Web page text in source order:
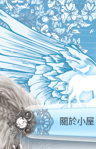
關於小屋